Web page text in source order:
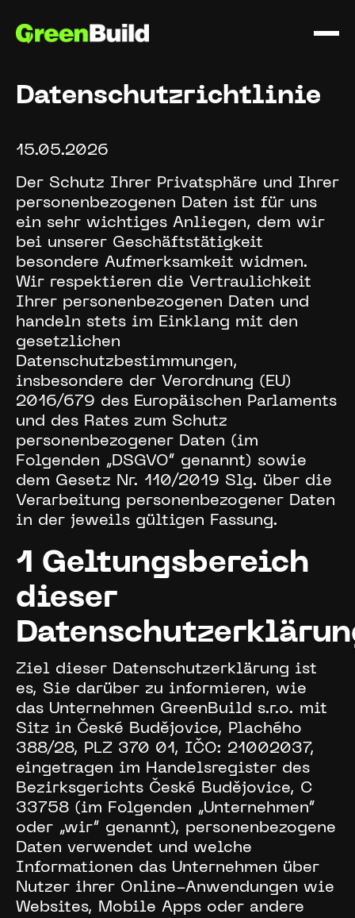
Datenschutzrichtlinie
15.05.2026
Der Schutz Ihrer Privatsphäre und Ihrer
personenbezogenen Daten ist für uns
ein sehr wichtiges Anliegen, dem wir
bei unserer Geschäftstätigkeit
besondere Aufmerksamkeit widmen.
Wir respektieren die Vertraulichkeit
Ihrer personenbezogenen Daten und
handeln stets im Einklang mit den
gesetzlichen
Datenschutzbestimmungen,
insbesondere der Verordnung (EU)
2016/679 des Europäischen Parlaments
und des Rates zum Schutz
personenbezogener Daten (im
Folgenden „DSGVO“ genannt) sowie
dem Gesetz Nr. 110/2019 Slg. über die
Verarbeitung personenbezogener Daten
in der jeweils gültigen Fassung.
1 Geltungsbereich
dieser
Ziel dieser Datenschutzerklärung ist
es, Sie darüber zu informieren, wie
das Unternehmen GreenBuild s.r.o. mit
Sitz in České Budějovice, Plachého
388/28, PLZ 370 01, IČO: 21002037,
eingetragen im Handelsregister des
Bezirksgerichts České Budějovice, C
33758 (im Folgenden „Unternehmen“
oder „wir“ genannt), personenbezogene
Daten verwendet und welche
Informationen das Unternehmen über
Nutzer ihrer Online-Anwendungen wie
Websites, Mobile Apps oder andere